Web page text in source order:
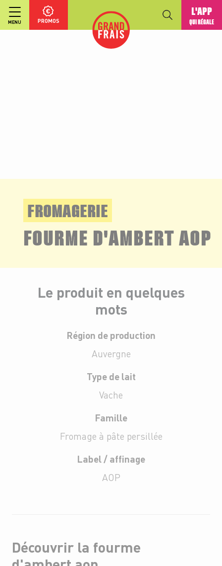
MENU PROMOS
L'APP
QUI RÉGALE
FROMAGERIE
FOURME D'AMBERT AOP
Le produit en quelques
mots
Région de production
Auvergne
Famille
Fromage à pâte persillée
Type de lait
Vache
Label / affinage
AOP
Découvrir la fourme